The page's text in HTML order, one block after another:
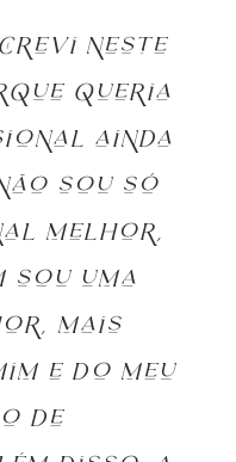
neste
queria
ainda
sou só
melhor,
sou uma
mais
e do meu
de